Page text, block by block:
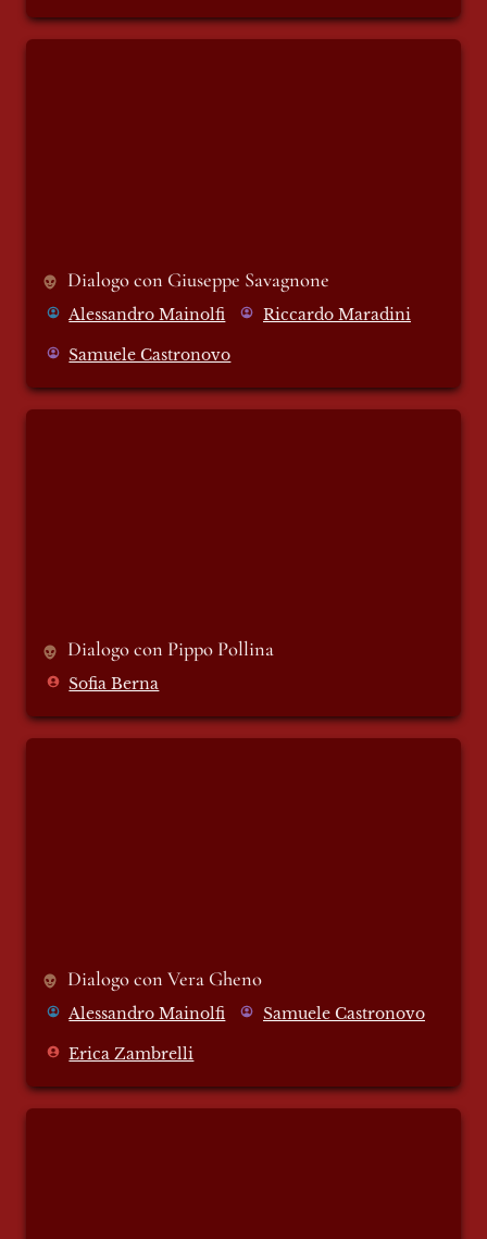
Dialogo con Giuseppe Savagnone
Alessandro Mainolfi Riccardo Maradini
Samuele Castronovo
Dialogo con Pippo Pollina
Dialogo con Pippo Pollina
Sofia Berna
Dialogo con Vera Gheno
Alessandro Mainolfi Samuele Castronovo
Erica Zambrelli
La Trattativa stato mafia (parte 6 e 7)